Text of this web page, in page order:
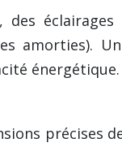
amorties).
énergétique.